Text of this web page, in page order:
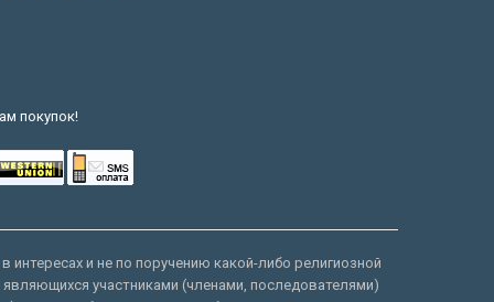
покупок!
интересах и не по поручению какой-либо религиозной
участниками (членами, последователями)